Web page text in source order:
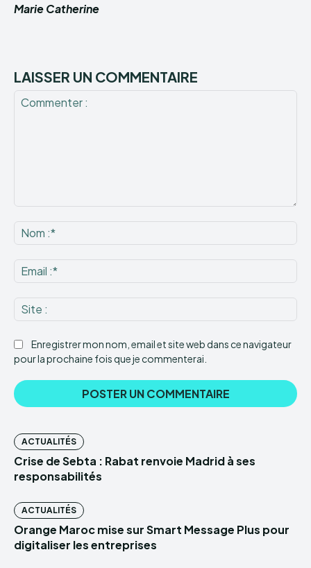
Marie Catherine
LAISSER UN COMMENTAIRE
:*
:*
:
Enregistrer mon nom, email et site web dans ce navigateur
pour la prochaine fois que je commenterai.
ACTUALITÉS
Crise de Sebta : Rabat renvoie Madrid à ses
responsabilités
ACTUALITÉS
Orange Maroc mise sur Smart Message Plus pour
digitaliser les entreprises